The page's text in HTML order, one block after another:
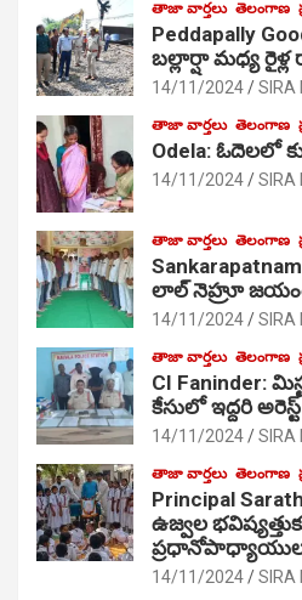
తాజా వార్తలు తెలంగాణ
Peddapally
బల్లార్షా మధ్య రైళ్ల
14/11/2024 SIRA
తాజా వార్తలు తెలంగాణ
Odela: ఓదెలలో
14/11/2024 SIRA
తాజా వార్తలు తెలంగాణ
లాల్ నెహ్రూ
14/11/2024 SIRA
తాజా వార్తలు తెలంగాణ
CI Faninder:
కేసులో ఇద్దరి
14/11/2024 SIRA
తాజా వార్తలు తెలంగాణ
Principal
ఉజ్వల
14/11/2024 SIRA